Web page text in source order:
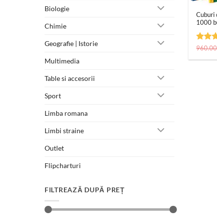
Biologie
Chimie
Geografie | Istorie
Multimedia
Table si accesorii
Sport
Limba romana
Limbi straine
Outlet
Flipcharturi
FILTREAZĂ DUPĂ PREȚ
Cuburi
1000